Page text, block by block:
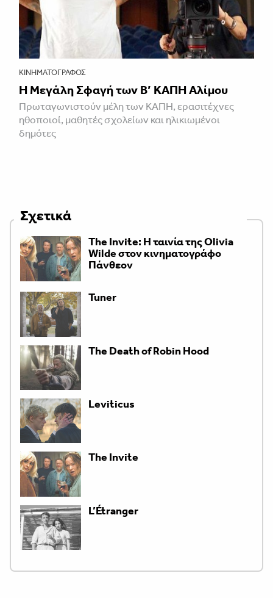
ΚΙΝΗΜΑΤΟΓΡΆΦΟΣ
Η Μεγάλη Σφαγή των Β’ ΚΑΠΗ Αλίμου
Πρωταγωνιστούν μέλη των ΚΑΠΗ, ερασιτέχνες
ηθοποιοί, μαθητές σχολείων και ηλικιωμένοι
δημότες
Σχετικά
The Invite: Η ταινία της Olivia
Wilde στον κινηματογράφο
Πάνθεον
Tuner
The Death of Robin Hood
Leviticus
The Invite
L’Étranger